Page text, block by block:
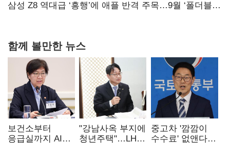
삼성 Z8 역대급 ‘흥행’에 애플 반격 주목…9월 ‘폴더블
함께 볼만한 뉴스
보건소부터
응급실까지 AI
"강남사옥 부지에
청년주택"…LH도
중고차 '깜깜이
수수료' 없앤다…